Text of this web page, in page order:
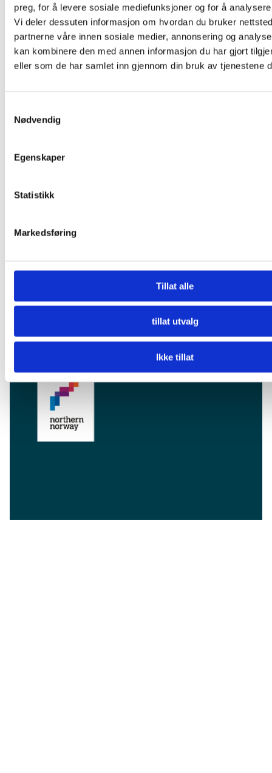
preg, for å levere sosiale mediefunksjoner og for å
Vi deler dessuten informasjon om hvordan du bruker
partnerne våre innen sosiale medier, annonsering og
kan kombinere den med annen informasjon du har gjort
eller som de har samlet inn gjennom din bruk av tjenestene
Nødvendig
Egenskaper
Statistikk
Markedsføring
Tillat alle
tillat utvalg
Ikke tillat
Careers
Visit Alta AS
Markedsgata 3